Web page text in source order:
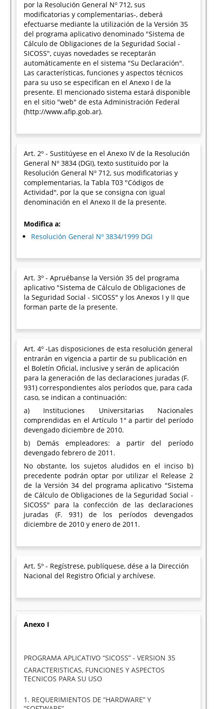
por la Resolución General Nº 712, sus
modificatorias y complementarias-, deberá
efectuarse mediante la utilización de la Versión 35
del programa aplicativo denominado "Sistema de
Cálculo de Obligaciones de la Seguridad Social -
SICOSS", cuyas novedades se receptarán
automáticamente en el sistema "Su Declaración".
Las características, funciones y aspectos técnicos
para su uso se especifican en el Anexo I de la
presente. El mencionado sistema estará disponible
en el sitio "web" de esta Administración Federal
(http://www.afip.gob.ar).
Art. 2º - Sustitúyese en el Anexo IV de la Resolución
General Nº 3834 (DGI), texto sustituido por la
Resolución General Nº 712, sus modificatorias y
complementarias, la Tabla T03 "Códigos de
Actividad", por la que se consigna con igual
denominación en el Anexo II de la presente.
Modifica a:
Resolución General Nº 3834/1999 DGI
Art. 3º - Apruébanse la Versión 35 del programa
aplicativo "Sistema de Cálculo de Obligaciones de
la Seguridad Social - SICOSS" y los Anexos I y II que
forman parte de la presente.
Art. 4º -Las disposiciones de esta resolución general
entrarán en vigencia a partir de su publicación en
el Boletín Oficial, inclusive y serán de aplicación
para la generación de las declaraciones juradas (F.
931) correspondientes alos períodos que, para cada
caso, se indican a continuación:
a) Instituciones Universitarias Nacionales
comprendidas en el Artículo 1° a partir del período
devengado diciembre de 2010.
b) Demás empleadores: a partir del período
devengado febrero de 2011.
No obstante, los sujetos aludidos en el inciso b)
precedente podrán optar por utilizar el Release 2
de la Versión 34 del programa aplicativo "Sistema
de Cálculo de Obligaciones de la Seguridad Social -
SICOSS" para la confección de las declaraciones
juradas (F. 931) de los períodos devengados
diciembre de 2010 y enero de 2011.
Art. 5º - Regístrese, publíquese, dése a la Dirección
Nacional del Registro Oficial y archívese.
Anexo I
PROGRAMA APLICATIVO “SICOSS” - VERSION 35
CARACTERISTICAS, FUNCIONES Y ASPECTOS
TECNICOS PARA SU USO
1. REQUERIMIENTOS DE “HARDWARE” Y